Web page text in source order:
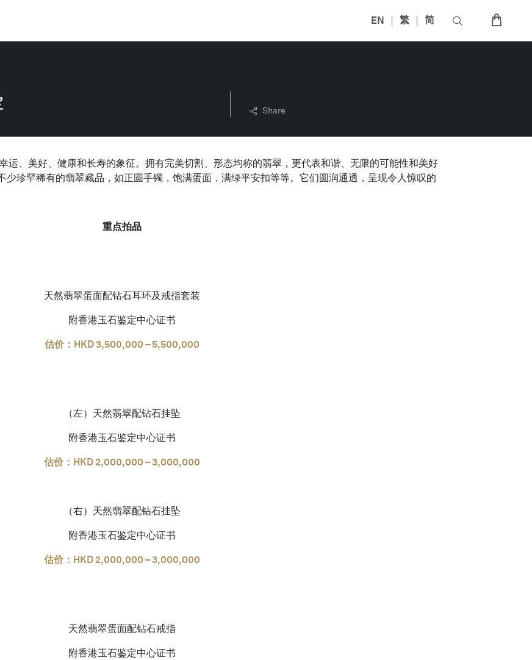
EN 繁 简
Share
运、美好、健康和长寿的象征。拥有完美切割、形态均称的翡翠，更代表和谐、无限的可能性和美好
珍罕稀有的翡翠藏品，如正圆手镯，饱满蛋面，满绿平安扣等等。它们圆润通透，呈现令人惊叹的
重点拍品
天然翡翠蛋面配钻石耳环及戒指套装
附香港玉石鉴定中心证书
估价：HKD 3,500,000 – 5,500,000
（左）天然翡翠配钻石挂坠
附香港玉石鉴定中心证书
估价：HKD 2,000,000 – 3,000,000
（右）天然翡翠配钻石挂坠
附香港玉石鉴定中心证书
估价：HKD 2,000,000 – 3,000,000
天然翡翠蛋面配钻石戒指
附香港玉石鉴定中心证书